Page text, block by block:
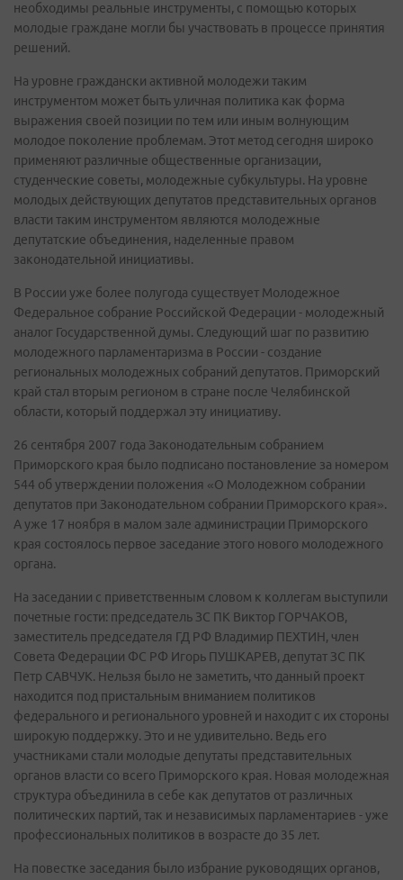
необходимы реальные инструменты, с помощью которых
молодые граждане могли бы участвовать в процессе принятия
решений.
На уровне граждански активной молодежи таким
инструментом может быть уличная политика как форма
выражения своей позиции по тем или иным волнующим
молодое поколение проблемам. Этот метод сегодня широко
применяют различные общественные организации,
студенческие советы, молодежные субкультуры. На уровне
молодых действующих депутатов представительных органов
власти таким инструментом являются молодежные
депутатские объединения, наделенные правом
законодательной инициативы.
В России уже более полугода существует Молодежное
Федеральное собрание Российской Федерации - молодежный
аналог Государственной думы. Следующий шаг по развитию
молодежного парламентаризма в России - создание
региональных молодежных собраний депутатов. Приморский
край стал вторым регионом в стране после Челябинской
области, который поддержал эту инициативу.
26 сентября 2007 года Законодательным собранием
Приморского края было подписано постановление за номером
544 об утверждении положения «О Молодежном собрании
депутатов при Законодательном собрании Приморского края».
А уже 17 ноября в малом зале администрации Приморского
края состоялось первое заседание этого нового молодежного
органа.
На заседании с приветственным словом к коллегам выступили
почетные гости: председатель ЗС ПК Виктор ГОРЧАКОВ,
заместитель председателя ГД РФ Владимир ПЕХТИН, член
Совета Федерации ФС РФ Игорь ПУШКАРЕВ, депутат ЗС ПК
Петр САВЧУК. Нельзя было не заметить, что данный проект
находится под пристальным вниманием политиков
федерального и регионального уровней и находит с их стороны
широкую поддержку. Это и не удивительно. Ведь его
участниками стали молодые депутаты представительных
органов власти со всего Приморского края. Новая молодежная
структура объединила в себе как депутатов от различных
политических партий, так и независимых парламентариев - уже
профессиональных политиков в возрасте до 35 лет.
На повестке заседания было избрание руководящих органов,